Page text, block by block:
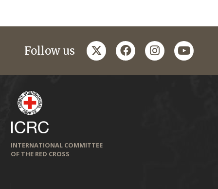
Follow us twitterfacebookinstagramyoutube
INTERNATIONAL COMMITTEE
OF THE RED CROSS